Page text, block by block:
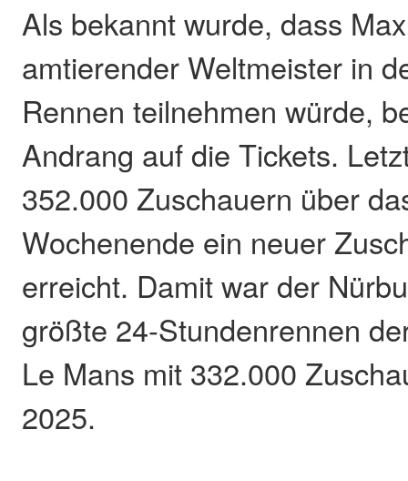
Als bekannt wurde, dass
amtierender Weltmeister in
Rennen teilnehmen würde,
Andrang auf die Tickets.
352.000 Zuschauern über
Wochenende ein neuer
erreicht. Damit war der
größte 24-Stundenrennen
Le Mans mit 332.000
2025.